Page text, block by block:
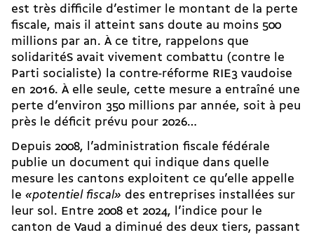
est très difficile d’estimer le montant de la perte
fiscale, mais il atteint sans doute au moins 500
millions par an. À ce titre, rappelons que
solidaritéS avait vivement combattu (contre le
Parti socialiste) la contre-réforme RIE3 vaudoise
en 2016. À elle seule, cette mesure a entraîné une
perte d’environ 350 millions par année, soit à peu
près le déficit prévu pour 2026…
Depuis 2008, l’administration fiscale fédérale
publie un document qui indique dans quelle
mesure les cantons exploitent ce qu’elle appelle
le «potentiel fiscal» des entreprises installées sur
leur sol. Entre 2008 et 2024, l’indice pour le
canton de Vaud a diminué des deux tiers, passant